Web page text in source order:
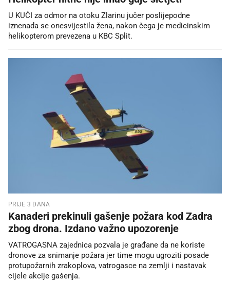
U KUĆI za odmor na otoku Zlarinu jučer poslijepodne
iznenada se onesvijestila žena, nakon čega je medicinskim
helikopterom prevezena u KBC Split.
PRIJE 3 DANA
Kanaderi prekinuli gašenje požara kod Zadra
zbog drona. Izdano važno upozorenje
VATROGASNA zajednica pozvala je građane da ne koriste
dronove za snimanje požara jer time mogu ugroziti posade
protupožarnih zrakoplova, vatrogasce na zemlji i nastavak
cijele akcije gašenja.